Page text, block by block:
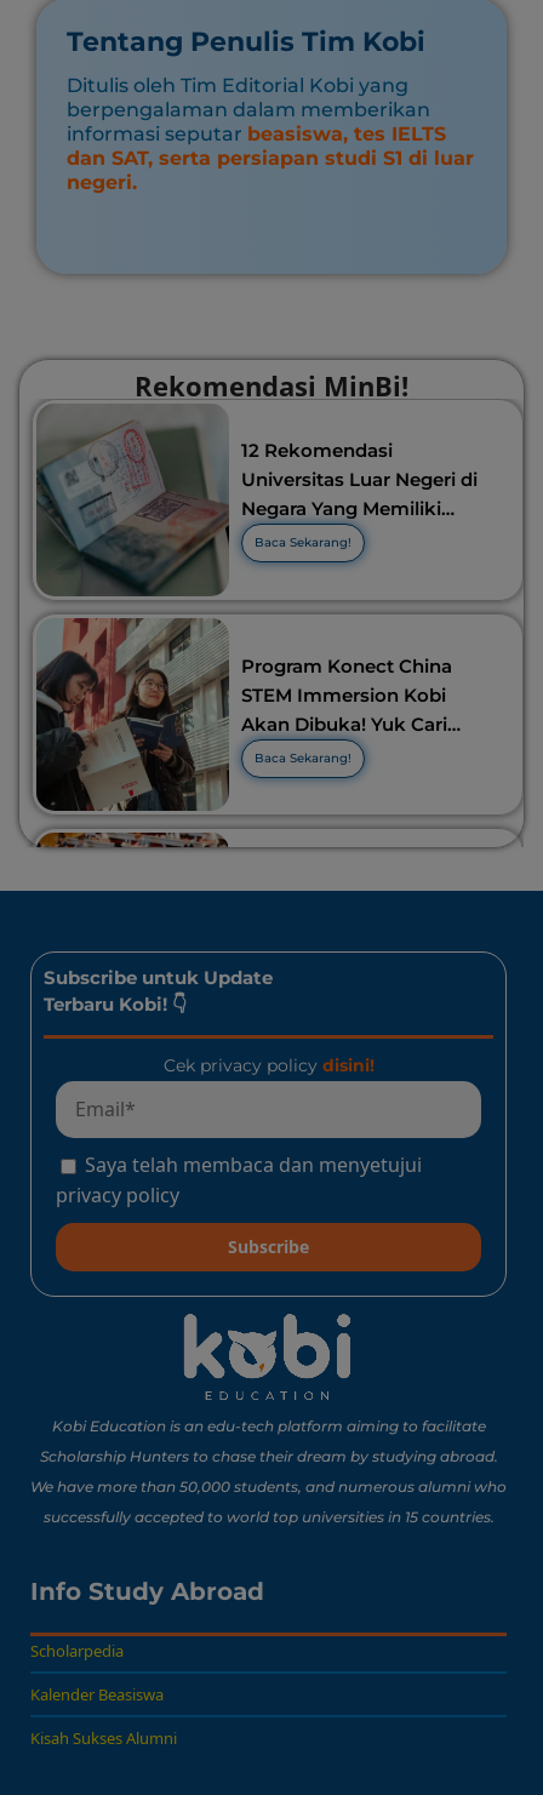
Tentang Penulis Tim Kobi
Ditulis oleh Tim Editorial Kobi yang
berpengalaman dalam memberikan
informasi seputar beasiswa, tes IELTS
dan SAT, serta persiapan studi S1 di luar
negeri.
Rekomendasi MinBi!
12 Rekomendasi
Universitas Luar Negeri di
Negara Yang Memiliki
Visa Murah di 2026-2027!
Baca Sekarang!
Program Konect China
STEM Immersion Kobi
Akan Dibuka! Yuk Cari
Tahu Info Selengkapnya!
Baca Sekarang!
Jangan Kelewatan!
Baca Sekarang!
Edukatif ke Jepang!
10 Lomba Jurusan
Matematika untuk
Portofolio Anak SMA
Buat Study Abroad Yang
8 Lomba Jurusan
Psikologi untuk
Buat Persiapan Study
Baca Sekarang!
Subscribe untuk Update
Terbaru Kobi! 👇
Cek privacy policy disini!
Saya telah membaca dan menyetujui
privacy policy
Subscribe
Kobi Education is an edu-tech platform aiming to facilitate
Scholarship Hunters to chase their dream by studying abroad.
We have more than 50,000 students, and numerous alumni who
successfully accepted to world top universities in 15 countries.
Info Study Abroad
Scholarpedia
Kalender Beasiswa
Kisah Sukses Alumni